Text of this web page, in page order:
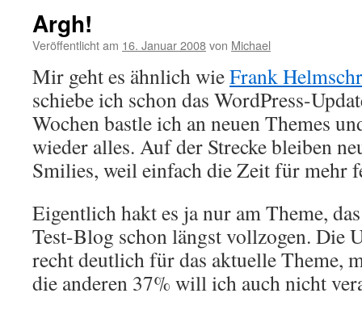
Argh!
Veröffentlicht am 16. Januar 2008von Michael
Mir geht es ähnlich wieFrank
schiebe ich schon das WordPress-
Wochen bastle ich an neuen Themes
wieder alles. Auf der Strecke bleiben
Smilies, weil einfach die Zeit für mehr
Eigentlich hakt es ja nur am Theme,
Test-Blog schon längst vollzogen. Die
recht deutlich für das aktuelle Theme,
die anderen 37% will ich auch nicht